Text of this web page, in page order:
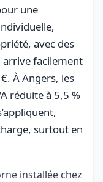
une
avec des
facilement
À Angers, les
réduite à 5,5 %
surtout en
installée chez